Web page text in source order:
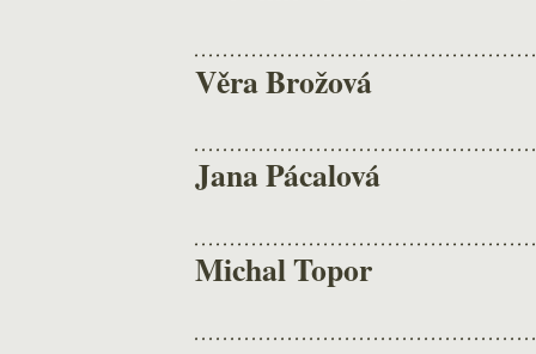
Věra Brožová
Jana Pácalová
Michal Topor